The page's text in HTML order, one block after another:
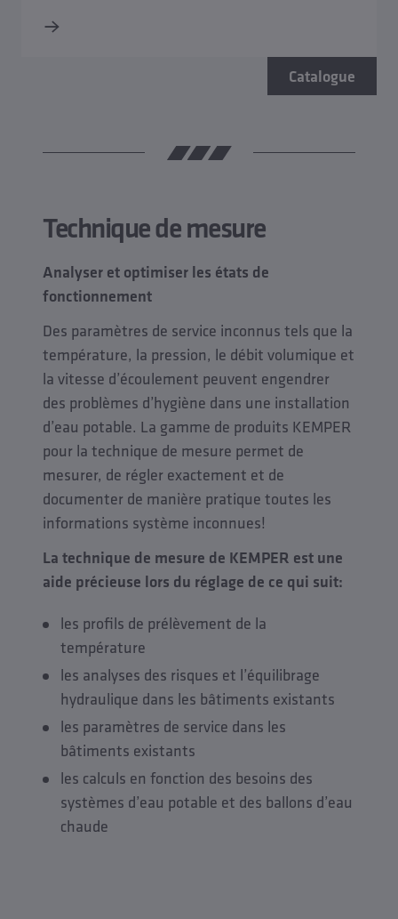
Catalogue
Technique de mesure
Analyser et optimiser les états de
fonctionnement
Des paramètres de service inconnus tels que la
température, la pression, le débit volumique et
la vitesse d’écoulement peuvent engendrer
des problèmes d’hygiène dans une installation
d’eau potable. La gamme de produits KEMPER
pour la technique de mesure permet de
mesurer, de régler exactement et de
documenter de manière pratique toutes les
informations système inconnues!
La technique de mesure de KEMPER est une
aide précieuse lors du réglage de ce qui suit:
les profils de prélèvement de la
température
les analyses des risques et l’équilibrage
hydraulique dans les bâtiments existants
les paramètres de service dans les
bâtiments existants
les calculs en fonction des besoins des
systèmes d’eau potable et des ballons d’eau
chaude